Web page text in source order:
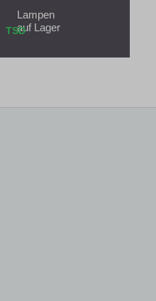
TSD
Lampen
auf Lager